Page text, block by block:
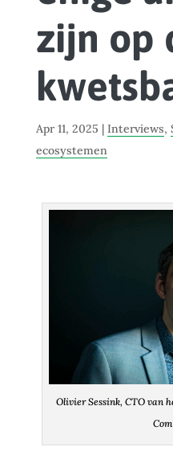
zijn op
Apr 11, 2025 | Interviews,
ecosystemen
Olivier Sessink, CTO van